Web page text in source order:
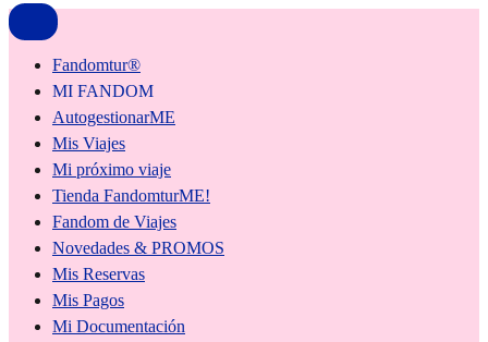
Fandomtur®
MI FANDOM
AutogestionarME
Mis Viajes
Mi próximo viaje
Tienda FandomturME!
Fandom de Viajes
Novedades & PROMOS
Mis Reservas
Mis Pagos
Mi Documentación